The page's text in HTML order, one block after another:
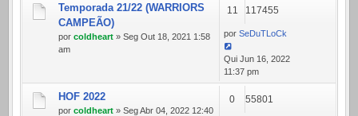
Temporada 21/22 (WARRIORS
CAMPEÃO)
por coldheart » Seg Out 18, 2021 1:58
am
11 117455
por SeDuTLoCk
Qui Jun 16, 2022
11:37 pm
HOF 2022
por coldheart » Seg Abr 04, 2022 12:40
0 55801